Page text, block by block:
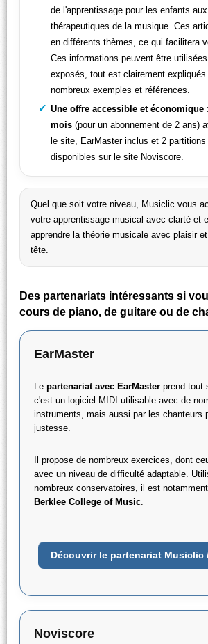
de l'apprentissage pour les enfants
thérapeutiques de la musique. Ces
en différents thèmes, ce qui facilitera
Ces informations peuvent être
exposés, tout est clairement
nombreux exemples et références.
Une offre accessible et économique
mois (pour un abonnement de 2 ans)
le site, EarMaster inclus et 2
disponibles sur le site Noviscore.
Quel que soit votre niveau, Musiclic vous
votre apprentissage musical avec clarté et
apprendre la théorie musicale avec plaisir
tête.
Des partenariats intéressants si
cours de piano, de guitare ou de
EarMaster
Lepartenariat avec EarMaster prend tout
c'est un logiciel MIDI utilisable avec de
instruments, mais aussi par les chanteurs
justesse.
Il propose de nombreux exercices, dont
avec un niveau de difficulté adaptable.
nombreux conservatoires, il est
Berklee College of Music.
Découvrir le partenariat Musiclic
Noviscore